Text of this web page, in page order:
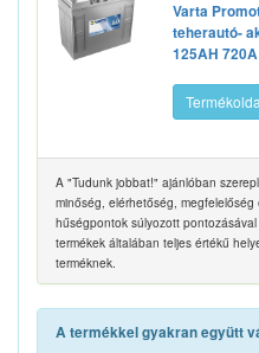
Varta
teherautó-
125AH
A "Tudunk jobbat!" ajánlóban
minőség, elérhetőség, megfelelőség
hűségpontok súlyozott
termékek általában teljes értékű
terméknek.
A termékkel gyakran együtt